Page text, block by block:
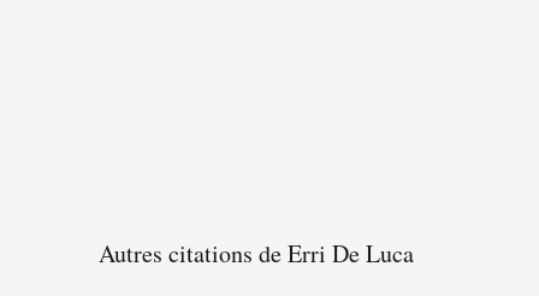
Autres citations de Erri De Luca